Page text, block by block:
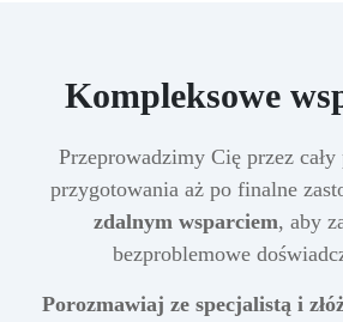
Kompleksowe
Przeprowadzimy Cię przez cały
przygotowania aż po finalne
zdalnym wsparciem, aby
bezproblemowe
Porozmawiaj ze specjalistą i